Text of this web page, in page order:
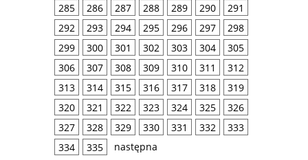
285
286 287 288 289 290
291
292
293 294 295 296 297
298
299
300 301 302 303 304
305
306
307 308 309 310 311
312
313
314 315 316 317 318
319
320
321 322 323 324 325
326
327
328 329 330 331 332
333
334
335 następna